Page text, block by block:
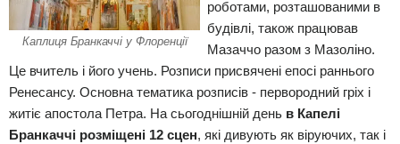
Каплиця Бранкаччі у Флоренції
роботами, розташованими в
будівлі, також працював
Мазаччо разом з Мазоліно.
Це вчитель і його учень. Розписи присвячені епосі раннього
Ренесансу. Основна тематика розписів - первородний гріх і
житіє апостола Петра. На сьогоднішній день в Капелі
Бранкаччі розміщені 12 сцен, які дивують як віруючих, так і